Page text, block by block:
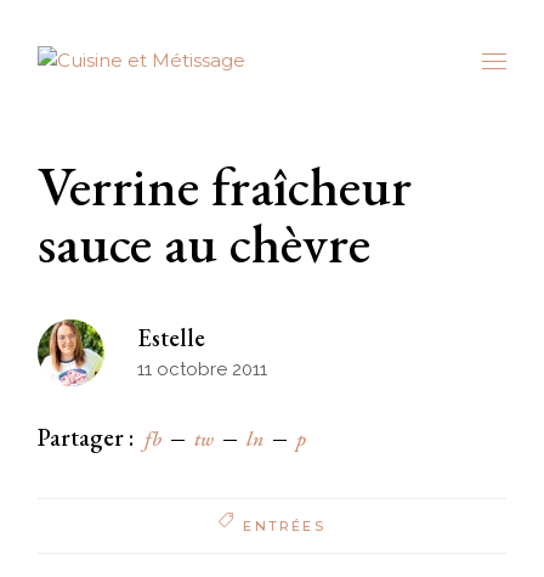
content
Verrine fraîcheur
sauce au chèvre
Estelle
11 octobre 2011
Partager : fb tw ln p
ENTRÉES